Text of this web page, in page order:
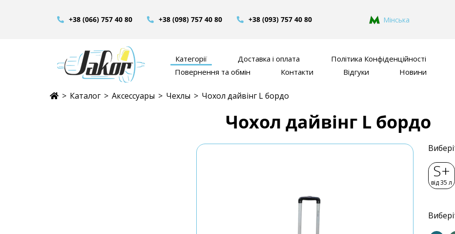
+38 (066) 757 40 80 +38 (098) 757 40 80 +38 (093) 757 40 80
Мінська
Категорії Доставка і оплата
Політика Конфіденційності
Повернення та обмін
Контакти Відгуки Новини
> Каталог > Аксессуары > Чехлы > Чохол дайвінг L бордо
Чохол дайвінг L бордо
S+
від 35 л